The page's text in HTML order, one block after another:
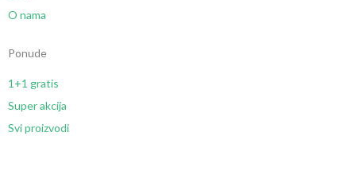
O nama
Ponude
1+1 gratis
Super akcija
Svi proizvodi